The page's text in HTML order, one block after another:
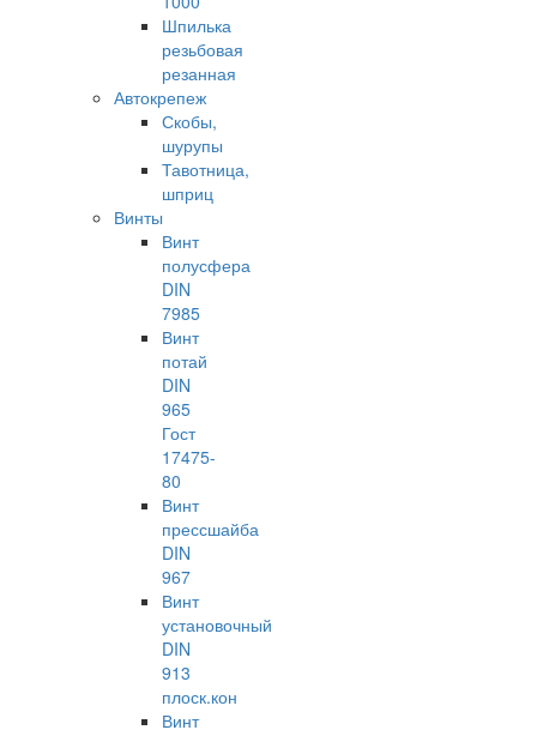
Шпилька
резьбовая
резанная
Автокрепеж
Скобы,
шурупы
Тавотница,
шприц
Винты
Винт
полусфера
DIN
7985
Винт
потай
DIN
965
Гост
17475-
80
Винт
прессшайба
DIN
967
Винт
установочный
DIN
913
плоск.кон
Винт